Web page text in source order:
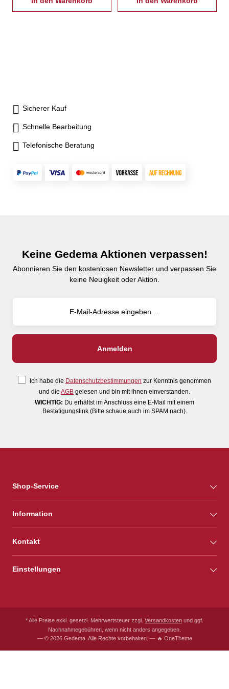
Langlebigkeit- Schmiernippel
Langlebigkeit- Schmiernippel
Sicherer Kauf
Schnelle Bearbeitung
Telefonische Beratung
Keine Gedema Aktionen verpassen!
Abonnieren Sie den kostenlosen Newsletter und verpassen Sie
keine Neuigkeit oder Aktion.
Ich habe die Datenschutzbestimmungen zur Kenntnis genommen
und die AGB gelesen und bin mit ihnen einverstanden.
WICHTIG: Du erhältst im Anschluss eine E-Mail mit einem
Bestätigungslink (Bitte schaue auch im SPAM nach).
Shop-Service
Information
Kontakt
Einstellungen
* Alle Preise exkl. gesetzl. Mehrwertsteuer zzgl. Versandkosten und ggf.
Nachnahmegebühren, wenn nicht anders angegeben.
— © 2026 Gedema. Alle Rechte vorbehalten. — 🔥 OneTheme